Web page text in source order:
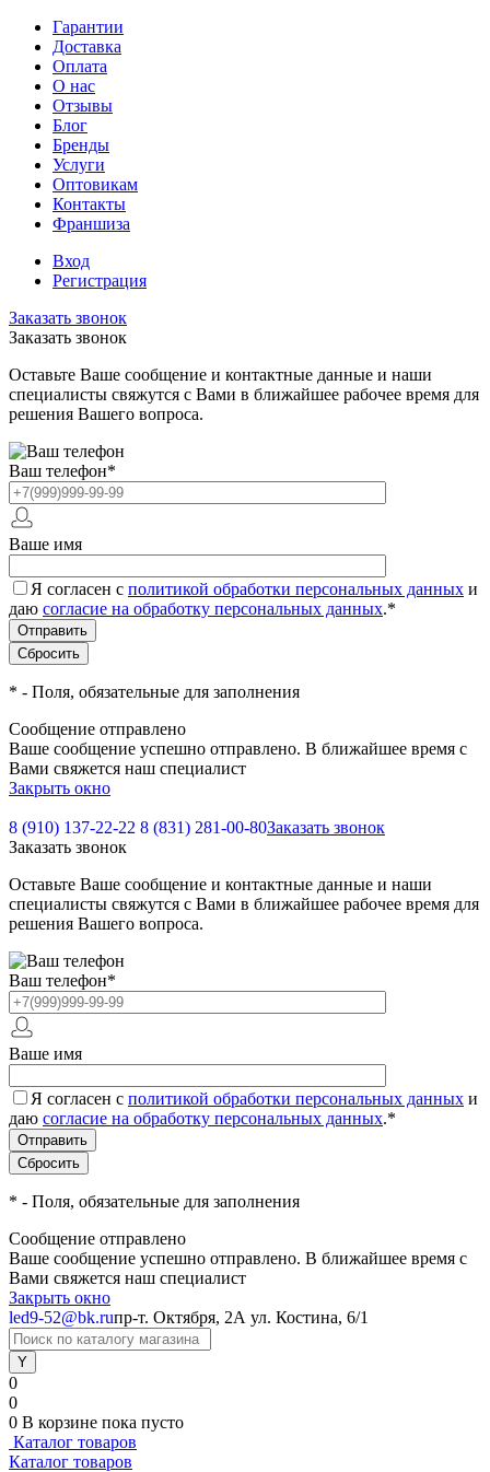
Гарантии
Доставка
Оплата
О нас
Отзывы
Блог
Бренды
Услуги
Оптовикам
Контакты
Франшиза
Вход
Регистрация
Заказать звонок
Заказать звонок
Оставьте Ваше сообщение и контактные данные и наши
специалисты свяжутся с Вами в ближайшее рабочее время для
решения Вашего вопроса.
Ваш телефон*
Ваше имя
Я согласен с политикой обработки персональных данных и
даю согласие на обработку персональных данных.*
* - Поля, обязательные для заполнения
Сообщение отправлено
Ваше сообщение успешно отправлено. В ближайшее время с
Вами свяжется наш специалист
Закрыть окно
8 (910) 137-22-22 8 (831) 281-00-80Заказать звонок
Заказать звонок
Оставьте Ваше сообщение и контактные данные и наши
специалисты свяжутся с Вами в ближайшее рабочее время для
решения Вашего вопроса.
Ваш телефон*
Ваше имя
Я согласен с политикой обработки персональных данных и
даю согласие на обработку персональных данных.*
* - Поля, обязательные для заполнения
Сообщение отправлено
Ваше сообщение успешно отправлено. В ближайшее время с
Вами свяжется наш специалист
Закрыть окно
led9-52@bk.ruпр-т. Октября, 2А ул. Костина, 6/1
0
0
0 В корзине пока пусто
Каталог товаров
Каталог товаров